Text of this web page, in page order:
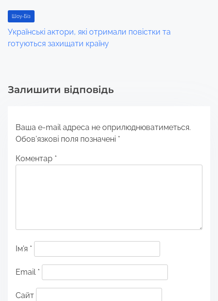
Шоу-Біз
Українські актори, які отримали повістки та
готуються захищати країну
Залишити відповідь
Ваша e-mail адреса не оприлюднюватиметься.
Обов’язкові поля позначені *
Коментар *
Ім'я *
Email *
Сайт